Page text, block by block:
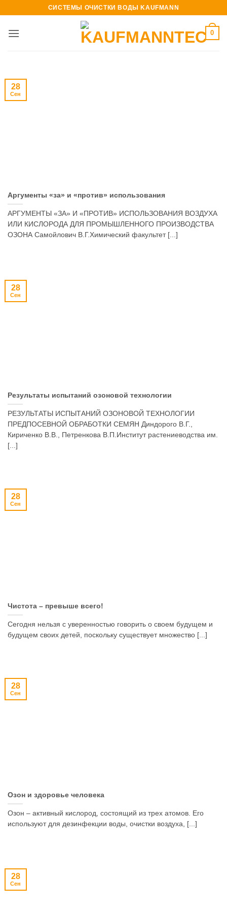
content
СИСТЕМЫ ОЧИСТКИ ВОДЫ KAUFMANN
0
Аргументы «за» и «против» использования
АРГУМЕНТЫ «ЗА» И «ПРОТИВ» ИСПОЛЬЗОВАНИЯ ВОЗДУХА
ИЛИ КИСЛОРОДА ДЛЯ ПРОМЫШЛЕННОГО ПРОИЗВОДСТВА
ОЗОНА Самойлович В.Г.Химический факультет [...]
28
Сен
Результаты испытаний озоновой технологии
РЕЗУЛЬТАТЫ ИСПЫТАНИЙ ОЗОНОВОЙ ТЕХНОЛОГИИ
ПРЕДПОСЕВНОЙ ОБРАБОТКИ СЕМЯН Диндорого В.Г.,
Кириченко В.В., Петренкова В.П.Институт растениеводства им.
[...]
28
Сен
Чистота – превыше всего!
Сегодня нельзя с уверенностью говорить о своем будущем и
будущем своих детей, поскольку существует множество [...]
28
Сен
Озон и здоровье человека
Озон – активный кислород, состоящий из трех атомов. Его
используют для дезинфекции воды, очистки воздуха, [...]
28
Сен
28
Сен